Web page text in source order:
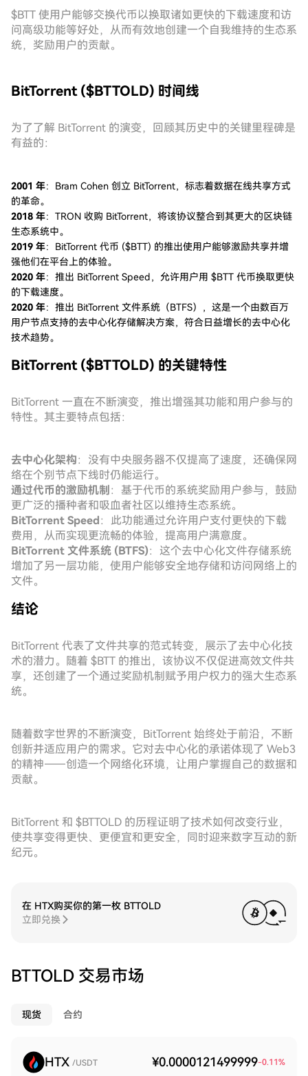
$BTT 使用户能够交换代币以换取诸如更快的下载速度和访
问高级功能等好处，从而有效地创建一个自我维持的生态系
统，奖励用户的贡献。
BitTorrent ($BTTOLD) 时间线
为了了解 BitTorrent 的演变，回顾其历史中的关键里程碑是
有益的：
2001 年：Bram Cohen 创立 BitTorrent，标志着数据在线共享方式
的革命。
2018 年：TRON 收购 BitTorrent，将该协议整合到其更大的区块链
生态系统中。
2019 年：BitTorrent 代币 ($BTT) 的推出使用户能够激励共享并增
强他们在平台上的体验。
2020 年：推出 BitTorrent Speed，允许用户用 $BTT 代币换取更快
的下载速度。
2020 年：推出 BitTorrent 文件系统（BTFS），这是一个由数百万
用户节点支持的去中心化存储解决方案，符合日益增长的去中心化
技术趋势。
BitTorrent ($BTTOLD) 的关键特性
BitTorrent 一直在不断演变，推出增强其功能和用户参与的
特性。其主要特点包括：
去中心化架构：没有中央服务器不仅提高了速度，还确保网
络在个别节点下线时仍能运行。
通过代币的激励机制 ：基于代币的系统奖励用户参与，鼓励
更广泛的播种者和吸血者社区以维持生态系统。
BitTorrent Speed：此功能通过允许用户支付更快的下载
费用，从而实现更流畅的体验，提高用户满意度。
BitTorrent 文件系统 (BTFS)：这个去中心化文件存储系统
增加了另一层功能，使用户能够安全地存储和访问网络上的
文件。
结论
BitTorrent 代表了文件共享的范式转变，展示了去中心化技
术的潜力。随着 $BTT 的推出，该协议不仅促进高效文件共
享，还创建了一个通过奖励机制赋予用户权力的强大生态系
统。
随着数字世界的不断演变，BitTorrent 始终处于前沿，不断
创新并适应用户的需求。它对去中心化的承诺体现了 Web3
的精神——创造一个网络化环境，让用户掌握自己的数据和
贡献。
BitTorrent 和 $BTTOLD 的历程证明了技术如何改变行业，
使共享变得更快、更便宜和更安全，同时迎来数字互动的新
纪元。
在 HTX购买你的第一枚 BTTOLD
立即兑换
BTTOLD 交易市场
现货 合约
HTX /USDT ¥0.0000121499999-0.11%